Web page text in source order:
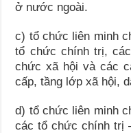
ở nước ngoài.
c) tổ chức liên minh
tổ chức chính trị,
chức xã hội và các
cấp, tầng lớp xã hội,
d) tổ chức liên minh
các tổ chức chính trị